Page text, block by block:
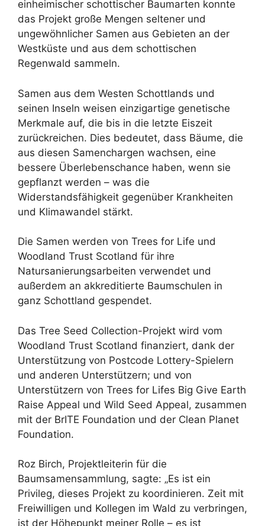
einheimischer schottischer Baumarten konnte
das Projekt große Mengen seltener und
ungewöhnlicher Samen aus Gebieten an der
Westküste und aus dem schottischen
Regenwald sammeln.
Samen aus dem Westen Schottlands und
seinen Inseln weisen einzigartige genetische
Merkmale auf, die bis in die letzte Eiszeit
zurückreichen. Dies bedeutet, dass Bäume, die
aus diesen Samenchargen wachsen, eine
bessere Überlebenschance haben, wenn sie
gepflanzt werden – was die
Widerstandsfähigkeit gegenüber Krankheiten
und Klimawandel stärkt.
Die Samen werden von Trees for Life und
Woodland Trust Scotland für ihre
Natursanierungsarbeiten verwendet und
außerdem an akkreditierte Baumschulen in
ganz Schottland gespendet.
Das Tree Seed Collection-Projekt wird vom
Woodland Trust Scotland finanziert, dank der
Unterstützung von Postcode Lottery-Spielern
und anderen Unterstützern; und von
Unterstützern von Trees for Lifes Big Give Earth
Raise Appeal und Wild Seed Appeal, zusammen
mit der BrITE Foundation und der Clean Planet
Foundation.
Roz Birch, Projektleiterin für die
Baumsamensammlung, sagte: „Es ist ein
Privileg, dieses Projekt zu koordinieren. Zeit mit
Freiwilligen und Kollegen im Wald zu verbringen,
ist der Höhepunkt meiner Rolle – es ist